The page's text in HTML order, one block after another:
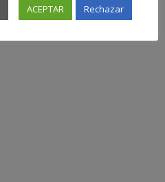
ACEPTAR Rechazar